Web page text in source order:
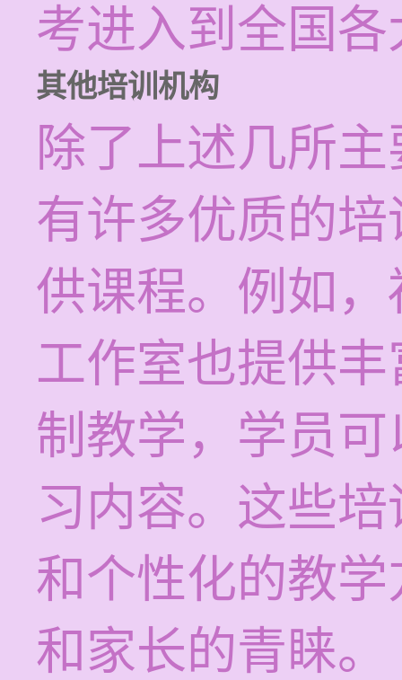
考进入到全国
其他培训机构
除了上述几所
有许多优质的
供课程。例如
工作室也提供
制教学，学员
习内容。这些
和个性化的教
和家长的青睐。